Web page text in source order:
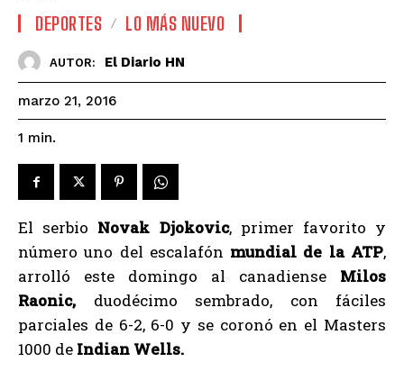
DEPORTES LO MÁS NUEVO
AUTOR: El Diario HN
marzo 21, 2016
1 min.
El serbio Novak Djokovic, primer favorito y
número uno del escalafón mundial de la ATP,
arrolló este domingo al canadiense Milos
Raonic, duodécimo sembrado, con fáciles
parciales de 6-2, 6-0 y se coronó en el Masters
1000 de Indian Wells.